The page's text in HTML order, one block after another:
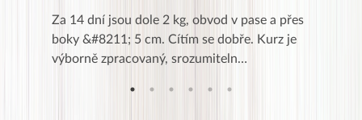
Za 14 dní jsou dole 2 kg, obvod v pase a přes
boky &#8211; 5 cm. Cítím se dobře. Kurz je
výborně zpracovaný, srozumiteln…